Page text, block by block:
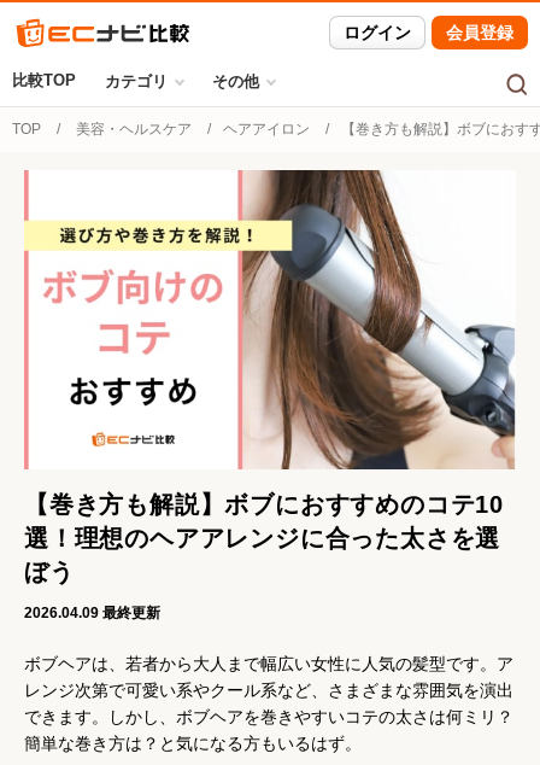
ログイン 会員登録
比較TOP カテゴリ その他
TOP 美容・ヘルスケア ヘアアイロン 【巻き方も解説】ボブにお
【巻き方も解説】ボブにおすすめのコテ10
選！理想のヘアアレンジに合った太さを選
ぼう
2026.04.09 最終更新
ボブヘアは、若者から大人まで幅広い女性に人気の髪型です。ア
レンジ次第で可愛い系やクール系など、さまざまな雰囲気を演出
できます。しかし、ボブヘアを巻きやすいコテの太さは何ミリ？
簡単な巻き方は？と気になる方もいるはず。